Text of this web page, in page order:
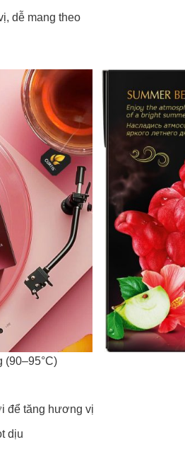
dễ mang theo
(90–95°C)
để tăng hương vị
dịu